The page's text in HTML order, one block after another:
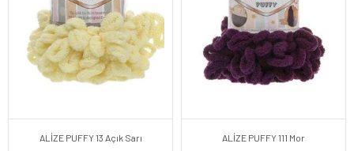
ALİZE PUFFY 13 Açık Sarı ALİZE PUFFY 111 Mor